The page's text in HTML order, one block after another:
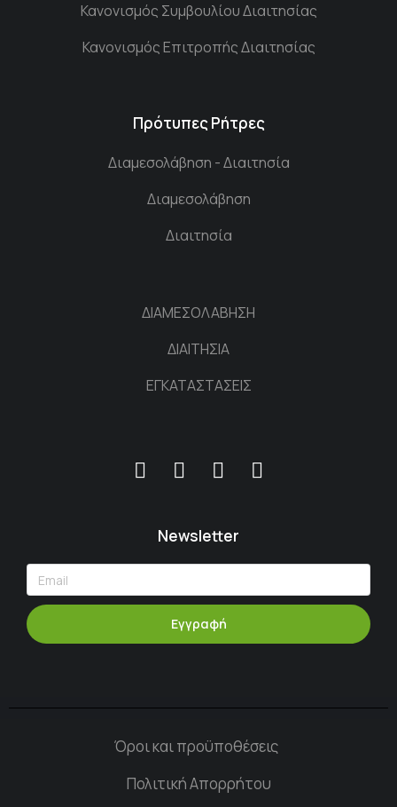
Κανονισμός Συμβουλίου Διαιτησίας
Κανονισμός Επιτροπής Διαιτησίας
Πρότυπες Ρήτρες
Διαμεσολάβηση - Διαιτησία
Διαμεσολάβηση
Διαιτησία
ΔΙΑΜΕΣΟΛΑΒΗΣΗ
ΔΙΑΙΤΗΣΙΑ
ΕΓΚΑΤΑΣΤΑΣΕΙΣ
Newsletter
Εγγραφή
Όροι και προϋποθέσεις
Πολιτική Απορρήτου